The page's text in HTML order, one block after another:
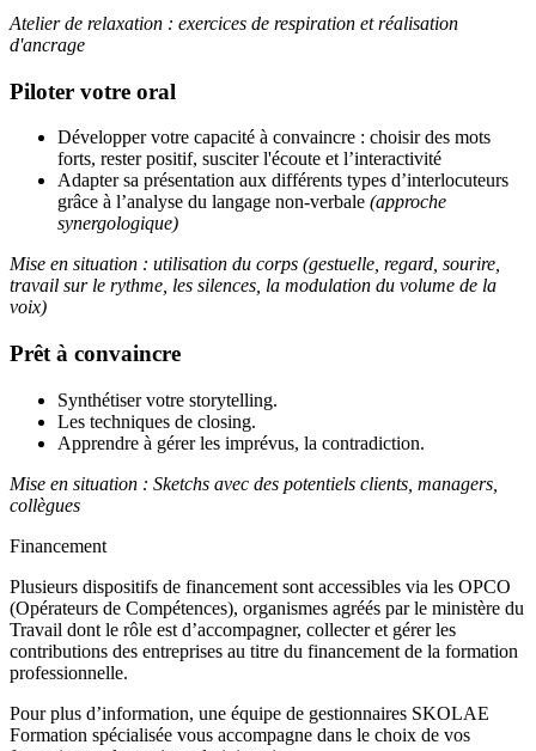
Atelier de relaxation : exercices de respiration et réalisation
d'ancrage
Piloter votre oral
Développer votre capacité à convaincre : choisir des mots
forts, rester positif, susciter l'écoute et l’interactivité
Adapter sa présentation aux différents types d’interlocuteurs
grâce à l’analyse du langage non-verbale (approche
synergologique)
Mise en situation : utilisation du corps (gestuelle, regard, sourire,
travail sur le rythme, les silences, la modulation du volume de la
voix)
Prêt à convaincre
Synthétiser votre storytelling.
Les techniques de closing.
Apprendre à gérer les imprévus, la contradiction.
Mise en situation : Sketchs avec des potentiels clients, managers,
collègues
Financement
Plusieurs dispositifs de financement sont accessibles via les OPCO
(Opérateurs de Compétences), organismes agréés par le ministère du
Travail dont le rôle est d’accompagner, collecter et gérer les
contributions des entreprises au titre du financement de la formation
professionnelle.
Pour plus d’information, une équipe de gestionnaires SKOLAE
Formation spécialisée vous accompagne dans le choix de vos